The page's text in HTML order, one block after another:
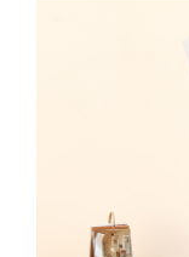
กว่าจากคราบเปื้
มอบความสบาย
มืออาชีพ ผ้ากันเ
สูง จึงสามารถท
มีอายุการใช้งาน
ในครัวที่พลุกพล่
สินค้า ผ้ากันเปื้อ